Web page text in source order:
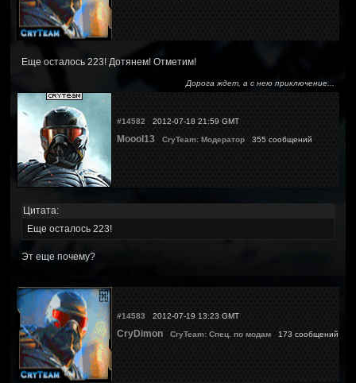
Еще осталось 223! Дотянем! Отметим!
Дорога ждет, а с нею приключение...
#14582 2012-07-18 21:59 GMT
Moool13 CryTeam: Модератор 355 сообщений
Цитата:
Еще осталось 223!
Эт еще почему?
#14583 2012-07-19 13:23 GMT
CryDimon CryTeam: Спец. по модам 173 сообщений